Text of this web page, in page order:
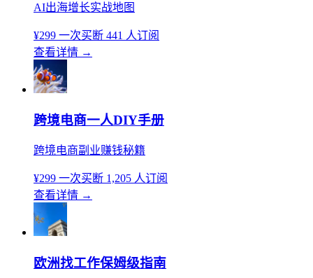
AI出海增长实战地图
¥299 一次买断 441 人订阅
查看详情 →
跨境电商一人DIY手册
跨境电商副业赚钱秘籍
¥299 一次买断 1,205 人订阅
查看详情 →
欧洲找工作保姆级指南